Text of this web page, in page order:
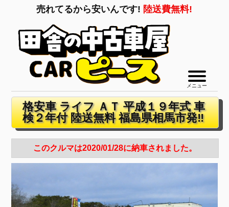
売れてるから安いんです! 陸送費無料!
メニュー
格安車 ライフ ＡＴ 平成１９年式 車
検２年付 陸送無料 福島県相馬市発‼
このクルマは2020/01/28に納車されました。